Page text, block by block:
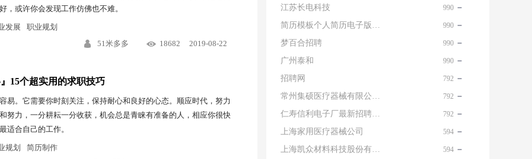
，或许你会发现工作仿佛也不难。
发展
职业规划
51米多多
18682 2019-08-22
』15个超实用的求职技巧
易。它需要你时刻关注，保持耐心和良好的心态。顺应时代，努力
努力，一分耕耘一分收获，机会总是青睐有准备的人，相应你很快
适合自己的工作。
规划
简历制作
江苏长电科技 990
简历模板个人简历电子版免费 990
梦百合招聘 990
广州泰和 990
招聘网 792
常州集硕医疗器械有限公司 名片 792
仁寿信利电子厂最新招聘信息查询 792
上海家用医疗器械公司 594
上海凯众材料科技股份有限公司招聘电话 594